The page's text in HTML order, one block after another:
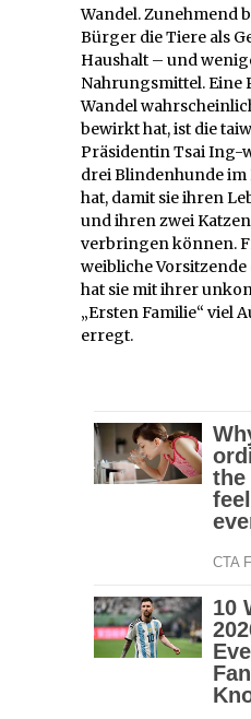
Wandel. Zunehmend
Bürger die Tiere als
Haushalt – und
Nahrungsmittel. Eine
Wandel
bewirkt hat, ist die
Präsidentin Tsai Ing-
drei Blindenhunde
hat, damit sie ihren
und ihren zwei
verbringen können.
weibliche Vorsitzende
hat sie mit ihrer
„Ersten Familie“ viel
erregt.